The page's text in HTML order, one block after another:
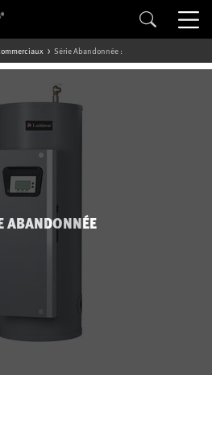
Série Abandonnée :
ABANDONNÉE